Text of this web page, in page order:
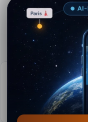
Historisk Museum
for modstanden
Sant ' Anna
📍 10.8 km away
Praktisk info
Bedste tid at
📚 Mere info på